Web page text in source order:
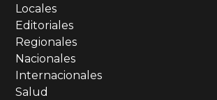
Locales
Editoriales
Regionales
Nacionales
Internacionales
Salud